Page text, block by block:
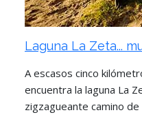
Laguna La Zeta...
A escasos cinco
encuentra la laguna La
zigzagueante camino